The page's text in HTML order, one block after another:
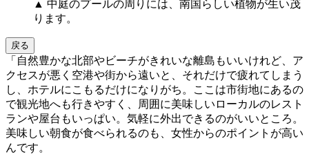
▲ 中庭のプールの周りには、南国らしい植物が生い茂
ります。
戻る
「自然豊かな北部やビーチがきれいな離島もいいけれど、ア
クセスが悪く空港や街から遠いと、それだけで疲れてしまう
し、ホテルにこもるだけになりがち。ここは市街地にあるの
で観光地へも行きやすく、周囲に美味しいローカルのレスト
ランや屋台もいっぱい。気軽に外出できるのがいいところ。
美味しい朝食が食べられるのも、女性からのポイントが高い
んです。